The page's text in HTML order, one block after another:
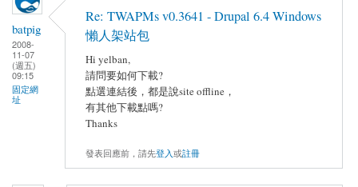
batpig
2008-
11-07
(週五)
09:15
固定網
址
Re: TWAPMs v0.3641 - Drupal 6.4 Windows
懶人架站包
Hi yelban,
請問要如何下載?
點選連結後，都是說site offline，
有其他下載點嗎?
Thanks
發表回應前，請先登入或註冊